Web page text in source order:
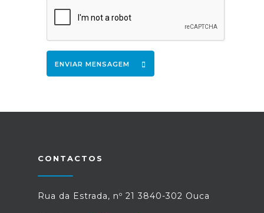
ENVIAR MENSAGEM
CONTACTOS
Rua da Estrada, nº 21 3840-302 Ouca